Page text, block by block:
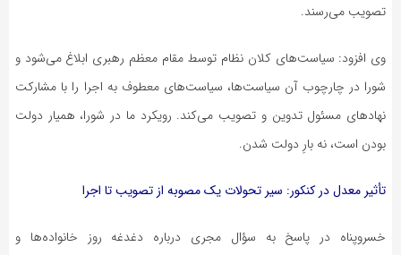
تصویب می‌رسند.
وی افزود: سیاست‌های کلان نظام توسط مقام معظم رهبری ابلاغ می‌شود و
شورا در چارچوب آن سیاست‌ها، سیاست‌های معطوف به اجرا را با مشارکت
نهادهای مسئول تدوین و تصویب می‌کند. رویکرد ما در شورا، همیار دولت
بودن است، نه بارِ دولت شدن.
تأثیر معدل در کنکور: سیر تحولات یک مصوبه از تصویب تا اجرا
خسروپناه در پاسخ به سؤال مجری درباره دغدغه روز خانواده‌ها و